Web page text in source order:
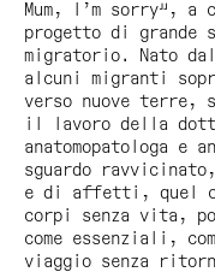
Mum, I’m sorry",
progetto di grande
migratorio. Nato
alcuni migranti
verso nuove terre,
il lavoro della
anatomopatologa e
sguardo
e di affetti, quel
corpi senza vita,
come essenziali,
viaggio senza